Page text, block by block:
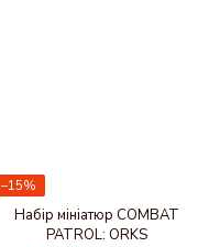
−15%
Набір мініатюр COMBAT
PATROL: ORKS